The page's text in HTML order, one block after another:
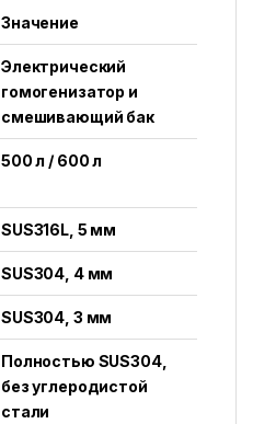
Значение
Электрический
гомогенизатор и
смешивающий бак
500 л / 600 л
SUS316L, 5 мм
SUS304, 4 мм
SUS304, 3 мм
Полностью SUS304,
без углеродистой
стали